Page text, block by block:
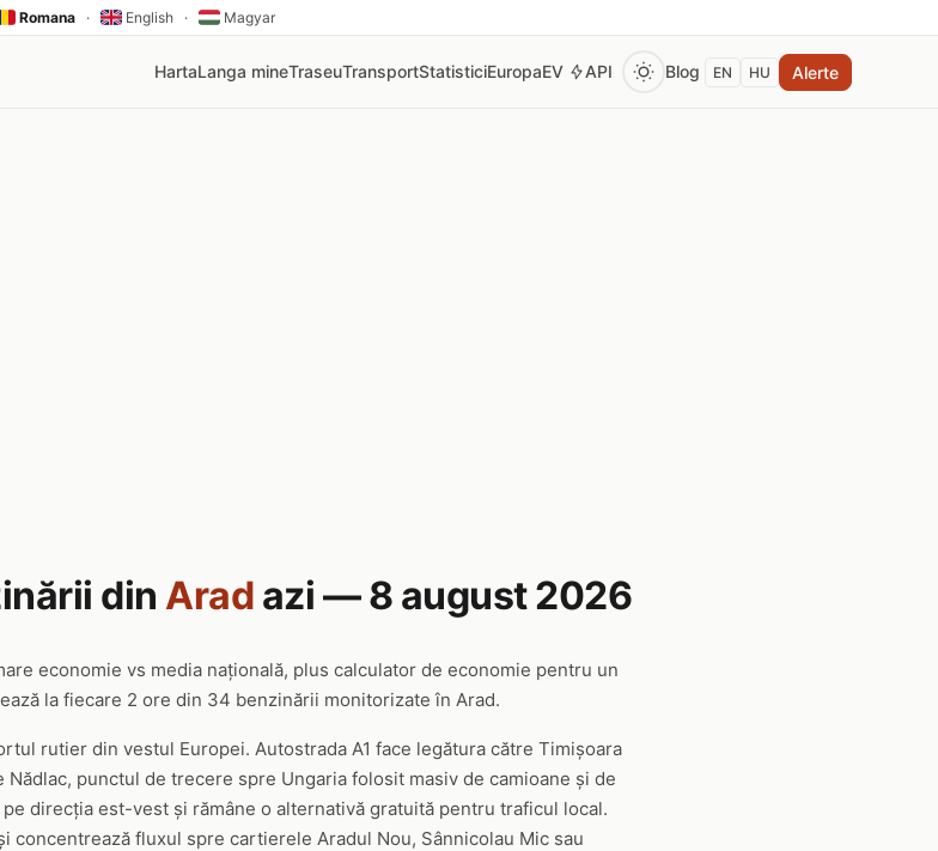
Romana · English · Magyar
HartaLanga mineTraseuTransportStatisticiEuropaEV API Blog EN HU Alerte
din Arad azi — 8 august 2026
economie vs media națională, plus calculator de economie pentru un
la fiecare 2 ore din 34 benzinării monitorizate în Arad.
rutier din vestul Europei. Autostrada A1 face legătura către Timișoara
punctul de trecere spre Ungaria folosit masiv de camioane și de
direcția est-vest și rămâne o alternativă gratuită pentru traficul local.
concentrează fluxul spre cartierele Aradul Nou, Sânnicolau Mic sau